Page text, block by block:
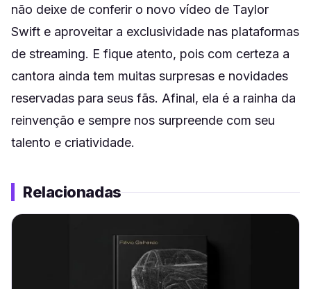
não deixe de conferir o novo vídeo de Taylor
Swift e aproveitar a exclusividade nas plataformas
de streaming. E fique atento, pois com certeza a
cantora ainda tem muitas surpresas e novidades
reservadas para seus fãs. Afinal, ela é a rainha da
reinvenção e sempre nos surpreende com seu
talento e criatividade.
Relacionadas